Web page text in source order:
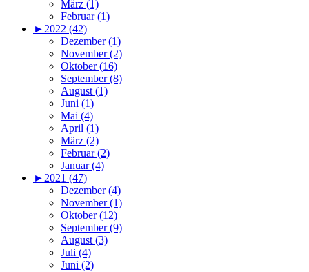
März (1)
Februar (1)
►2022 (42)
Dezember (1)
November (2)
Oktober (16)
September (8)
August (1)
Juni (1)
Mai (4)
April (1)
März (2)
Februar (2)
Januar (4)
►2021 (47)
Dezember (4)
November (1)
Oktober (12)
September (9)
August (3)
Juli (4)
Juni (2)